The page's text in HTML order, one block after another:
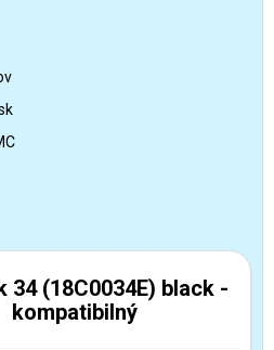
34 (18C0034E) black -
kompatibilný